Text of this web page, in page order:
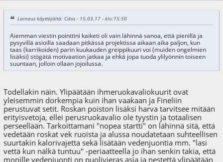
Lainaus käyttäjältä: Cdos - 15.03.17 - klo:15:50
Aiemman viestin pointtini kaiketi oli vain lähinnä sanoa, että pienillä ja
pysyvillä asioilla saadaan pitkässä projektissa aikaan aika paljon, kun
taas (karrikoiden) parin kuukauden greippikuuri voi (muiden ongelmien
lisäksi) stögätä motivaation jatkaa ja ehkä jopa tuoda ylilyönnin toiseen
suuntaan, jolloin ollaan jojoilussa.
Todellakin näin. Ylipäätään ihmeruokavaliokuurit ovat
yleisemmin dorkempia kuin ihan vaakaan ja Fineliin
perustuvat setit. Roskan poiston lisäksi harva tarvitsee mitään
erityisvetoja, ellei perusruokavalio ole tyystin ja totaalisen
perseellään. Tarkoittamani "nopea startti" on lähinnä sitä, että
vedetään roskat vek ruoista ja alussa noudatetaan suhteellisen
suurtakin kalorivajetta sekä lisätään vedenjuontia mm. "lasi
vettä kun nälkä tuntuu" -periaatteella jo ihan senkin takia, että
monille vedenjuonti on puolivieras asia ja nestettä ylipäätään